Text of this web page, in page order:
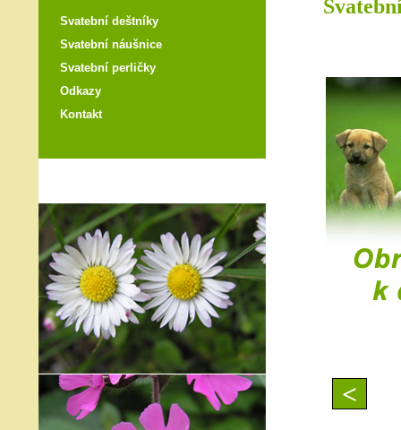
Svatební deštníky
Svatební náušnice
Svatební perličky
Odkazy
Kontakt
<